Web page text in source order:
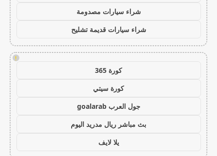
شراء سيارات مصدومة
شراء سيارات قديمة تشليح
!
كورة 365
كورة سيتي
جول العرب goalarab
بث مباشر ريال مدريد اليوم
يلا لايف